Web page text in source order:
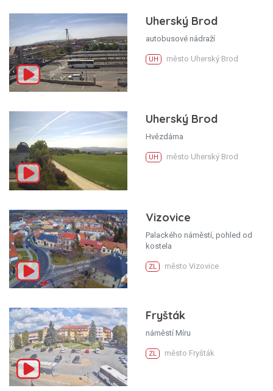
Uherský Brod
autobusové nádraží
UH město Uherský Brod
Uherský Brod
Hvězdárna
UH město Uherský Brod
Vizovice
Palackého náměstí, pohled od
kostela
ZL město Vizovice
Fryšták
náměstí Míru
ZL město Fryšták